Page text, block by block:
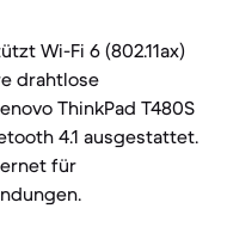
Wi-Fi 6 (802.11ax)
drahtlose
ThinkPad T480S
4.1 ausgestattet.
für